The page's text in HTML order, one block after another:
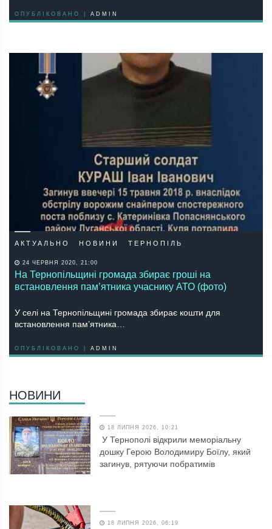
ОПУБЛІКОВАНО | ADMIN
АКТУАЛЬНО НОВИНИ ТЕРНОПІЛЬ
24 ЧЕРВНЯ 2020, 21:00
На Тернопільщині громада збирає гроші на
встановлення пам’ятника учаснику АТО (фото)
У селі на Тернопільщині громада збирає кошти для
встановлення пам’ятника…
ОПУБЛІКОВАНО | ADMIN
НОВИНИ
18 ЛИПНЯ 2026, 10:21
У Тернополі відкрили меморіальну
дошку Герою Володимиру Боїлу, який
загинув, рятуючи побратимів
18 ЛИПНЯ 2026, 06:19